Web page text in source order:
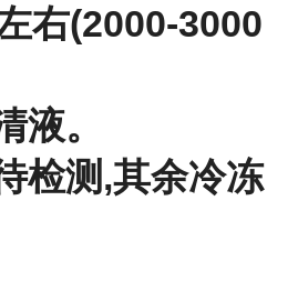
右(2000-3000
液。
检测,其余冷冻